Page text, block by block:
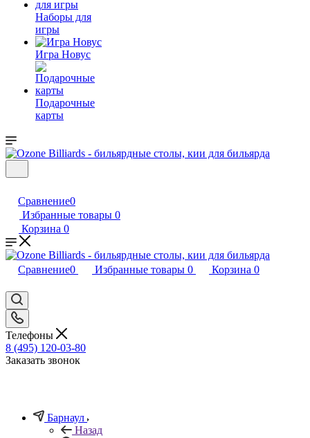
Наборы для
игры
Игра Новус
Подарочные
карты
Сравнение0
Избранные товары 0
Корзина 0
Сравнение0 Избранные товары 0 Корзина 0
Телефоны
8 (495) 120-03-80
Заказать звонок
Барнаул
Назад